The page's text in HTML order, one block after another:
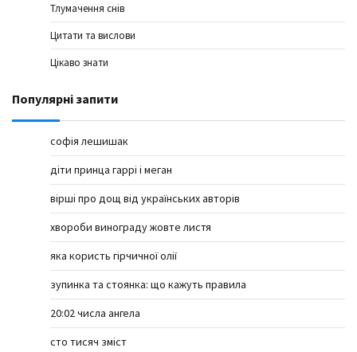
Тлумачення снів
Цитати та вислови
Цікаво знати
Популярні запити
софія лешишак
діти принца гаррі і меган
вірші про дощ від українських авторів
хвороби винограду жовте листя
яка користь гірчичної олії
зупинка та стоянка: що кажуть правила
20:02 числа ангела
сто тисяч зміст